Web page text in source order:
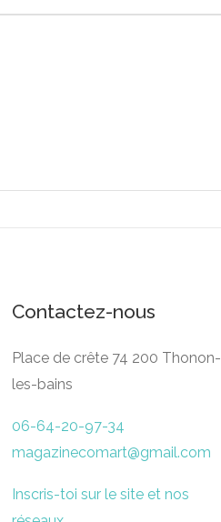
Contactez-nous
Place de crête 74 200 Thonon-
les-bains
06-64-20-97-34
magazinecomart@gmail.com
Inscris-toi sur le site et nos